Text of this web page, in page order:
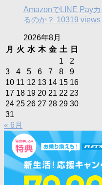
AmazonでLINE Pay
るのか？ 10319 views
2026年8月
月
火 水 木 金 土
日
1
2
3
4 5 6 7 8
9
10 11 12 13 14 15 16
17 18 19 20 21 22 23
24 25 26 27 28 29 30
31
« 6月